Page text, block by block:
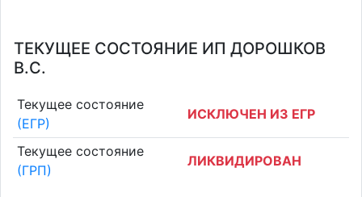
ТЕКУЩЕЕ СОСТОЯНИЕ ИП ДОРОШКОВ
В.С.
Текущее состояние
(ЕГР)
ИСКЛЮЧЕН ИЗ ЕГР
Текущее состояние
(ГРП)
ЛИКВИДИРОВАН